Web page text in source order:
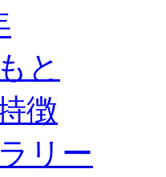
と
徴
リー